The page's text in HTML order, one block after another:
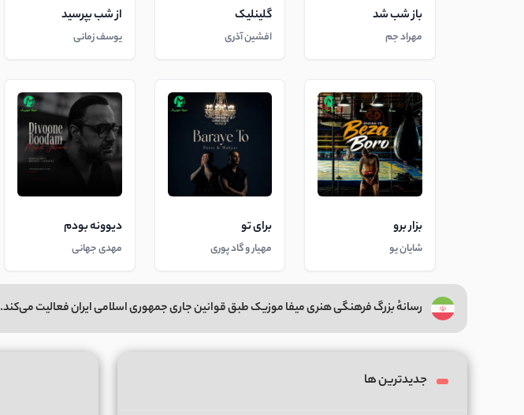
باز شب شد
مهراد جم
گلینلیک
افشین آذری
از شب بپرسید
یوسف زمانی
بزار برو
شایان یو
برای تو
مهیار و گاد پوری
دیوونه بودم
مهدی جهانی
رسانهٔ بزرگ فرهنگی هنری میفا موزیک طبق قوانین جاری جمهوری اسلامی ایران فعالیت می‌کند.
جدیدترین ها